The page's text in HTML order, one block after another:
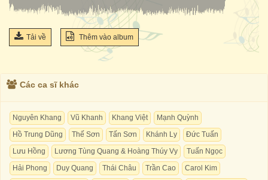
Tải về Thêm vào album
Các ca sĩ khác
Nguyên Khang Vũ Khanh Khang Việt
Mạnh Quỳnh
Hồ Trung Dũng
Thế Sơn Tấn Sơn Khánh Ly
Đức Tuấn
Lưu Hồng
Lương Tùng Quang & Hoàng Thúy Vy
Tuấn Ngọc
Hải Phong
Duy Quang Thái Châu Trần Cao
Carol Kim